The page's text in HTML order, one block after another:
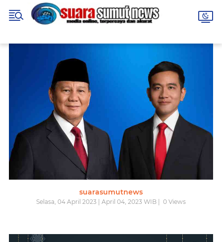
suarasumutnews
Selasa, 04 April 2023 | April 04, 2023 WIB | 0 Views